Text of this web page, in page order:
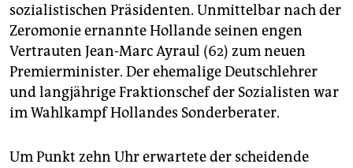
abo
genossenschaft
epaper login
sozialistischen Präsidenten. Unmittelbar nach der
Zeromonie ernannte Hollande seinen engen
Vertrauten Jean-Marc Ayraul (62) zum neuen
Premierminister. Der ehemalige Deutschlehrer
und langjährige Fraktionschef der Sozialisten war
im Wahlkampf Hollandes Sonderberater.
Um Punkt zehn Uhr erwartete der scheidende